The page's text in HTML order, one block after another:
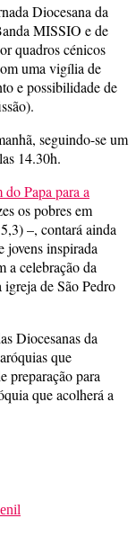
Diocesana da
MISSIO e de
quadros cénicos
uma vigília de
e possibilidade de
seguindo-se um
14.30h.
do Papa para a
os pobres em
–, contará ainda
jovens inspirada
a celebração da
de São Pedro
Diocesanas da
que
preparação para
que acolherá a